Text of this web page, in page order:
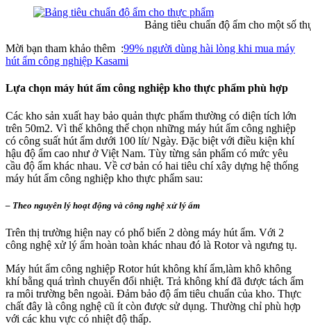
Bảng tiêu chuẩn độ ẩm cho một số thực
Mời bạn tham khảo thêm :99% người dùng hài lòng khi mua máy
hút ẩm công nghiệp Kasami
Lựa chọn máy hút ẩm công nghiệp kho thực phẩm phù hợp
Các kho sản xuất hay bảo quản thực phẩm thường có diện tích lớn
trên 50m2. Vì thế không thể chọn những máy hút ẩm công nghiệp
có công suất hút ẩm dưới 100 lít/ Ngày. Đặc biệt với điều kiện khí
hậu độ ẩm cao như ở Việt Nam. Tùy từng sản phẩm có mức yêu
cầu độ ẩm khác nhau. Về cơ bản có hai tiêu chí xây dựng hệ thống
máy hút ẩm công nghiệp kho thực phẩm sau:
– Theo nguyên lý hoạt động và công nghệ xử lý ẩm
Trên thị trường hiện nay có phổ biến 2 dòng máy hút ẩm. Với 2
công nghệ xử lý ẩm hoàn toàn khác nhau đó là Rotor và ngưng tụ.
Máy hút ẩm công nghiệp Rotor hút không khí ẩm,làm khô không
khí bằng quá trình chuyển đổi nhiệt. Trả không khí đã được tách ẩm
ra môi trường bên ngoài. Đảm bảo độ ẩm tiêu chuẩn của kho. Thực
chất đây là công nghệ cũ ít còn được sử dụng. Thường chỉ phù hợp
với các khu vực có nhiệt độ thấp.